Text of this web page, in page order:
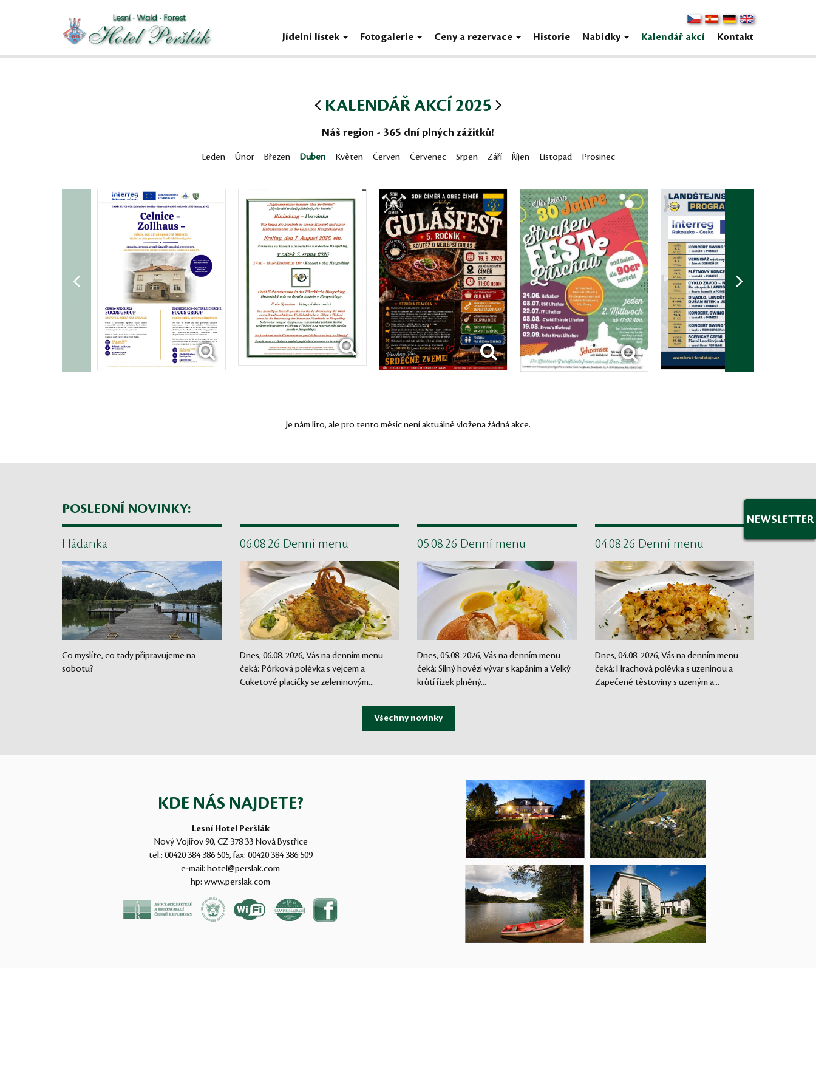
Jídelní lístek Fotogalerie Ceny a rezervace Historie Nabídky Kalendář akcí Kontakt
KALENDÁŘ AKCÍ 2025
Náš region - 365 dní plných zážitků!
Leden Únor Březen Duben Květen Červen Červenec Srpen Září Říjen Listopad Prosinec
Je nám líto, ale pro tento měsíc není aktuálně vložena žádná akce.
POSLEDNÍ NOVINKY:
Hádanka
Co myslíte, co tady připravujeme na
sobotu?
06.08.26 Denní menu
Dnes, 06.08. 2026, Vás na denním menu
čeká: Pórková polévka s vejcem a
Cuketové placičky se zeleninovým...
05.08.26 Denní menu
Dnes, 05.08. 2026, Vás na denním menu
čeká: Silný hovězí vývar s kapáním a Velký
krůtí řízek plněný...
04.08.26 Denní menu
Dnes, 04.08. 2026, Vás na denním menu
čeká: Hrachová polévka s uzeninou a
Zapečené těstoviny s uzeným a...
KDE NÁS NAJDETE?
Lesní Hotel Peršlák
Nový Vojířov 90, CZ 378 33 Nová Bystřice
tel.: 00420 384 386 505, fax: 00420 384 386 509
e-mail: hotel@perslak.com
hp: www.perslak.com
NEWSLETTER